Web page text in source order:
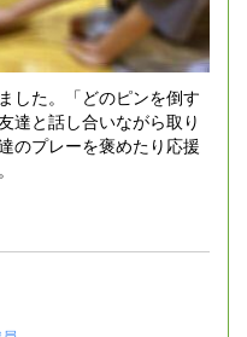
した。「どのピンを倒す
達と話し合いながら取り
のプレーを褒めたり応援